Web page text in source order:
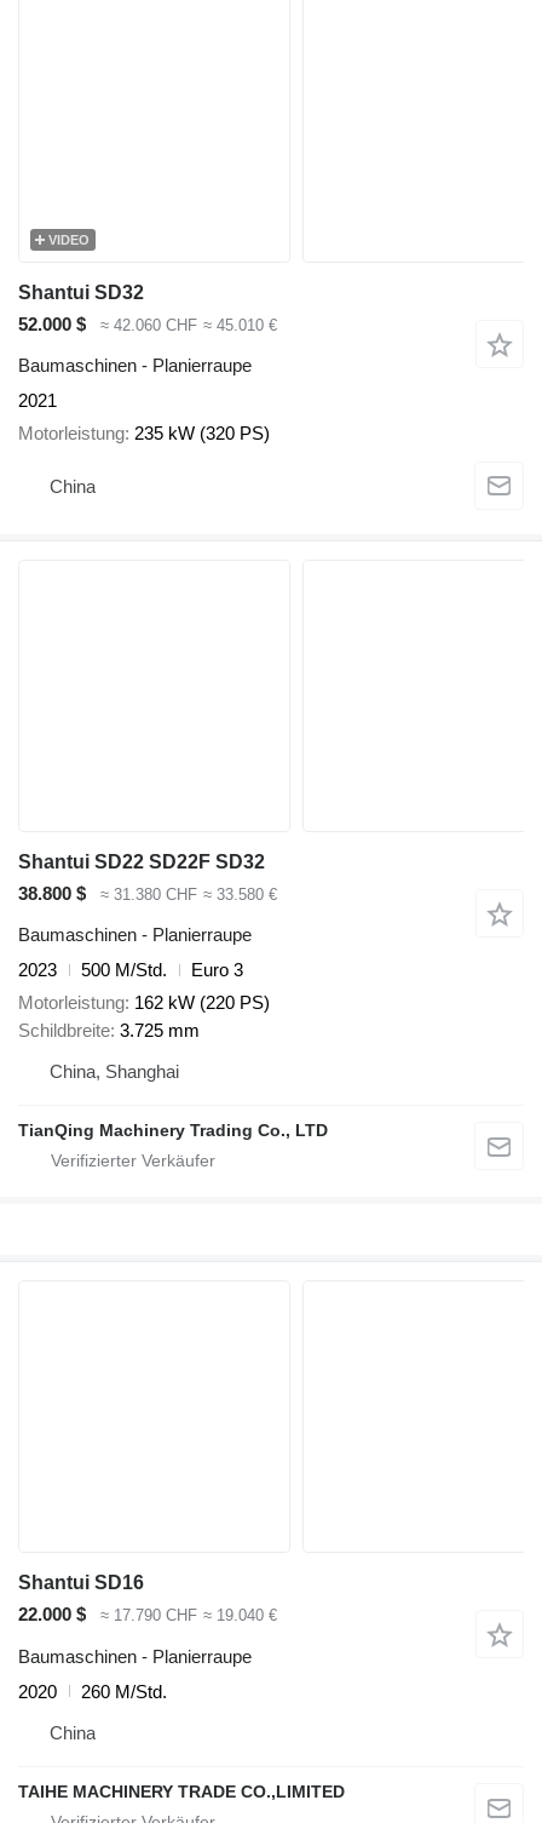
VIDEO
Shantui SD32
52.000 $
≈ 42.060 CHF ≈ 45.010 €
Baumaschinen - Planierraupe
2021
Motorleistung 235 kW (320 PS)
China
Shantui SD22 SD22F SD32
38.800 $
≈ 31.380 CHF ≈ 33.580 €
Baumaschinen - Planierraupe
2023
500 M/Std.
Euro 3
Motorleistung 162 kW (220 PS)
Schildbreite 3.725 mm
China, Shanghai
TianQing Machinery Trading Co., LTD
Shantui SD16
22.000 $
≈ 17.790 CHF ≈ 19.040 €
Baumaschinen - Planierraupe
2020
260 M/Std.
China
TAIHE MACHINERY TRADE CO.,LIMITED